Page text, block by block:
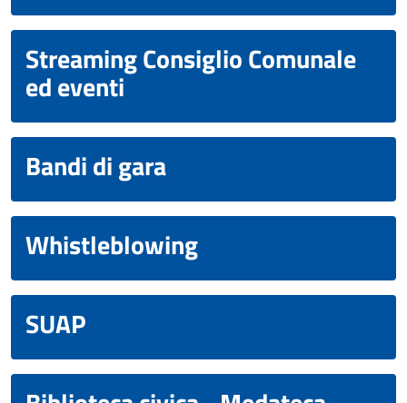
Streaming Consiglio Comunale
ed eventi
Bandi di gara
Whistleblowing
SUAP